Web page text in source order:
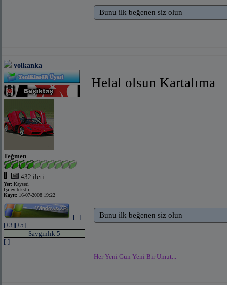
Bunu ilk beğenen siz olun
volkanka
Teğmen
432 ileti
Yer: Kayseri
İş: ev tekstli
Kayıt: 16-07-2008 19:22
[+]
[+3][+5]
Saygınlık 5
[-]
Helal olsun Kartalıma
Bunu ilk beğenen siz olun
Her Yeni Gün Yeni Bir Umut...